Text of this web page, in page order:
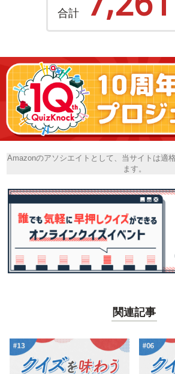
合計
Amazonのアソシエイトとして、当サイトは適
ます。
関連記事